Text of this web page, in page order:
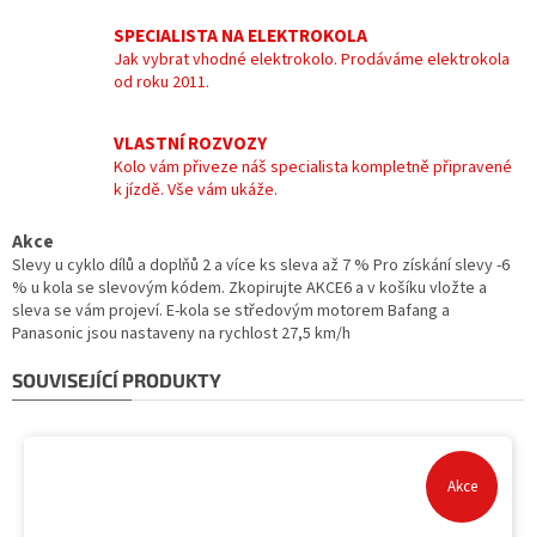
SPECIALISTA NA ELEKTROKOLA
Jak vybrat vhodné elektrokolo. Prodáváme elektrokola
od roku 2011.
VLASTNÍ ROZVOZY
Kolo vám přiveze náš specialista kompletně připravené
k jízdě. Vše vám ukáže.
Akce
Slevy u cyklo dílů a doplňů 2 a více ks sleva až 7 % Pro získání slevy -6
% u kola se slevovým kódem. Zkopirujte AKCE6 a v košíku vložte a
sleva se vám projeví. E-kola se středovým motorem Bafang a
Panasonic jsou nastaveny na rychlost 27,5 km/h
SOUVISEJÍCÍ PRODUKTY
Akce